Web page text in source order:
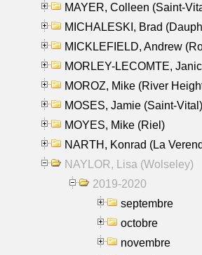
MAYER, Colleen (Saint-
MICHALESKI, Brad
MICKLEFIELD, Andrew
MORLEY-LECOMTE,
MOROZ, Mike (River
MOSES, Jamie (Saint-Vital)
MOYES, Mike (Riel)
NARTH, Konrad (La
NAYLOR, Lisa (Wolseley)
2019-2020
septembre
octobre
novembre